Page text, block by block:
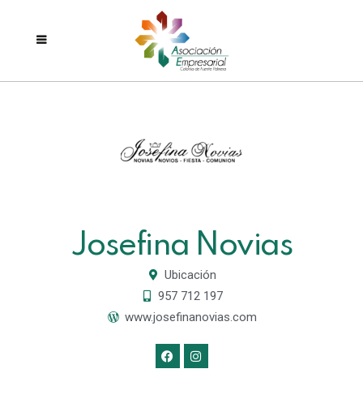
Josefina Novias
Ubicación
957 712 197
www.josefinanovias.com